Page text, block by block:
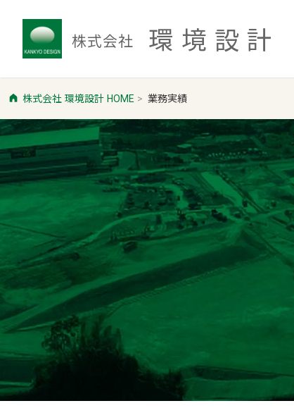
株式会社 環境設計
株式会社 環境設計 HOME 業務実績